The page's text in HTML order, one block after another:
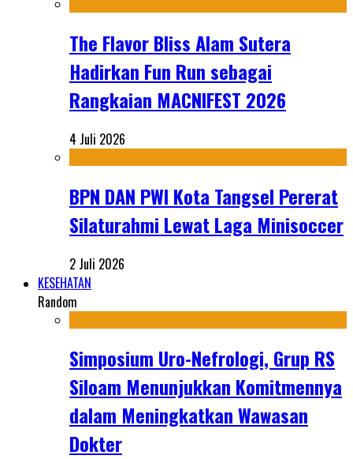
The Flavor Bliss Alam Sutera
Hadirkan Fun Run sebagai
Rangkaian MACNIFEST 2026
4 Juli 2026
BPN DAN PWI Kota Tangsel Pererat
Silaturahmi Lewat Laga Minisoccer
2 Juli 2026
KESEHATAN
Random
Simposium Uro-Nefrologi, Grup RS
Siloam Menunjukkan Komitmennya
dalam Meningkatkan Wawasan
Dokter